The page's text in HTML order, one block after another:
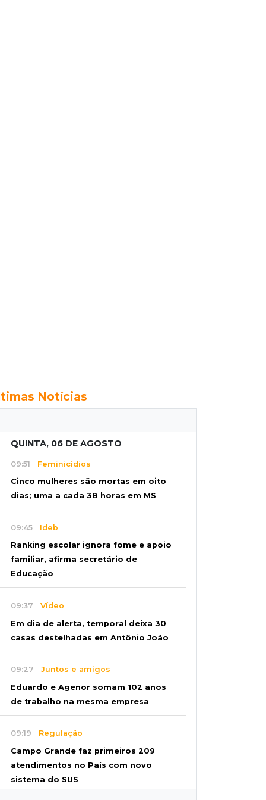
Notícias
QUINTA, 06 DE AGOSTO
09:51 Feminicídios
Cinco mulheres são mortas em oito
dias; uma a cada 38 horas em MS
09:45 Ideb
Ranking escolar ignora fome e apoio
familiar, afirma secretário de
Educação
09:37 Vídeo
Em dia de alerta, temporal deixa 30
casas destelhadas em Antônio João
09:27 Juntos e amigos
Eduardo e Agenor somam 102 anos
de trabalho na mesma empresa
09:19 Regulação
Campo Grande faz primeiros 209
atendimentos no País com novo
sistema do SUS